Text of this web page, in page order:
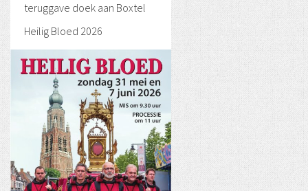
teruggave doek aan Boxtel
Heilig Bloed 2026